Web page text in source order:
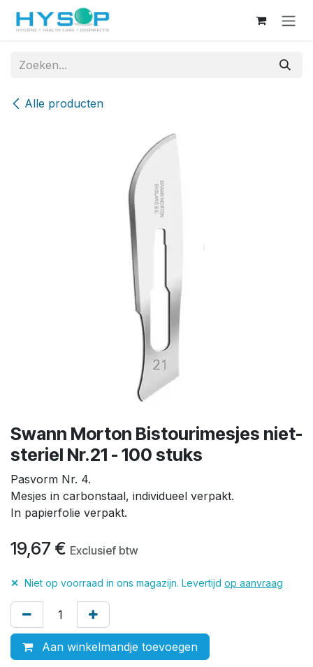
Overslaan naar inhoud
Alle producten
Swann Morton Bistourimesjes niet-
steriel Nr.21 - 100 stuks
Pasvorm Nr. 4.
Mesjes in carbonstaal, individueel verpakt.
In papierfolie verpakt.
19,67 € Exclusief btw
✕ Niet op voorraad in ons magazijn. Levertijd op aanvraag
Aan winkelmandje toevoegen